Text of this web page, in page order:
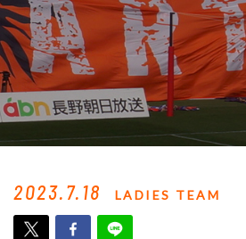
2023.7.18 LADIES TEAM